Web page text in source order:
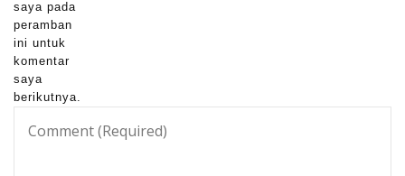
saya pada
peramban
ini untuk
komentar
saya
berikutnya.